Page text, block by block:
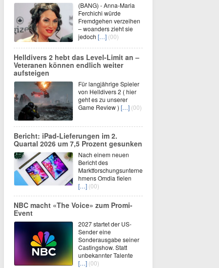
(BANG) - Anna-Maria
Ferchichi würde
Fremdgehen verzeihen
– woanders zieht sie
jedoch […] (00)
Helldivers 2 hebt das Level-Limit an –
Veteranen können endlich weiter
aufsteigen
Für langjährige Spieler
von Helldivers 2 ( hier
geht es zu unserer
Game Review ) […] (00)
Bericht: iPad-Lieferungen im 2.
Quartal 2026 um 7,5 Prozent gesunken
Nach einem neuen
Bericht des
Marktforschungsunterne
hmens Omdia fielen
[…] (00)
NBC macht «The Voice» zum Promi-
Event
2027 startet der US-
Sender eine
Sonderausgabe seiner
Castingshow. Statt
unbekannter Talente
[…] (00)